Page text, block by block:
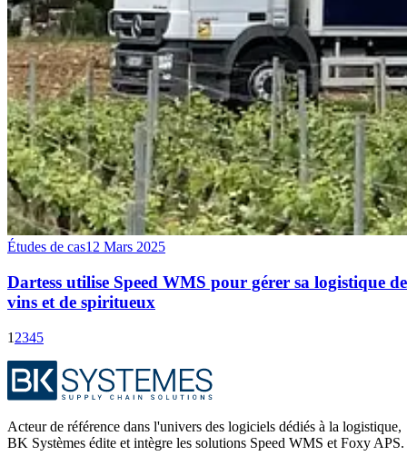
Études de cas12 Mars 2025
Dartess utilise Speed WMS pour gérer sa logistique de
vins et de spiritueux
1 2345
Acteur de référence dans l'univers des logiciels dédiés à la logistique,
BK Systèmes édite et intègre les solutions Speed WMS et Foxy APS.